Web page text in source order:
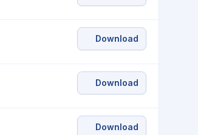
Download
Download
Download